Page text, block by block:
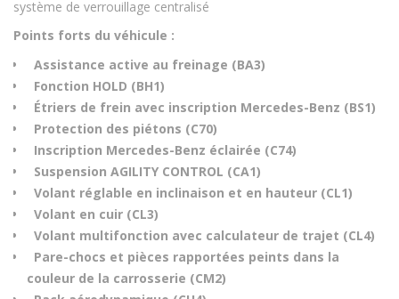
système de verrouillage centralisé
Points forts du véhicule :
Assistance active au freinage (BA3)
Fonction HOLD (BH1)
Étriers de frein avec inscription Mercedes-Benz (BS1)
Protection des piétons (C70)
Inscription Mercedes-Benz éclairée (C74)
Suspension AGILITY CONTROL (CA1)
Volant réglable en inclinaison et en hauteur (CL1)
Volant en cuir (CL3)
Volant multifonction avec calculateur de trajet (CL4)
Pare-chocs et pièces rapportées peints dans la
couleur de la carrosserie (CM2)